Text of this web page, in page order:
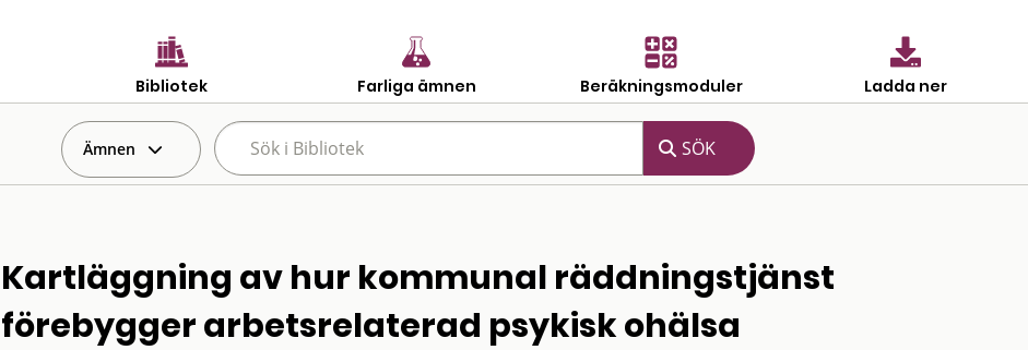
Bibliotek Farliga ämnen Beräkningsmoduler Ladda ner
Ämnen
Kartläggning av hur kommunal räddningstjänst
förebygger arbetsrelaterad psykisk ohälsa